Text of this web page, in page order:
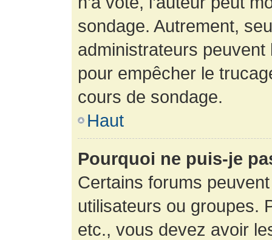
sondage. Autrement,
administrateurs
pour empêcher le
cours de sondage.
Haut
Pourquoi ne puis-je
Certains forums
utilisateurs ou groupes.
etc., vous devez avoir